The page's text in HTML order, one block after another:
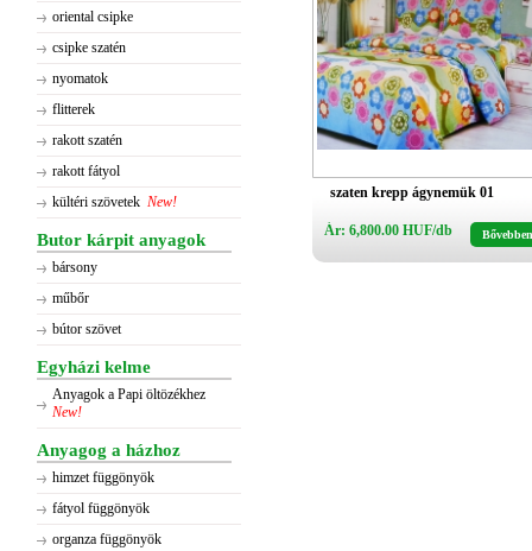
oriental csipke
csipke szatén
nyomatok
flitterek
rakott szatén
rakott fátyol
kültéri szövetek New!
Butor kárpit anyagok
bársony
műbőr
bútor szövet
Egyházi kelme
Anyagok a Papi öltözékhez
New!
Anyagog a házhoz
himzet függönyök
fátyol függönyök
organza függönyök
szaten krepp ágynemük 01
Ár: 6,800.00 HUF/db Bővebben